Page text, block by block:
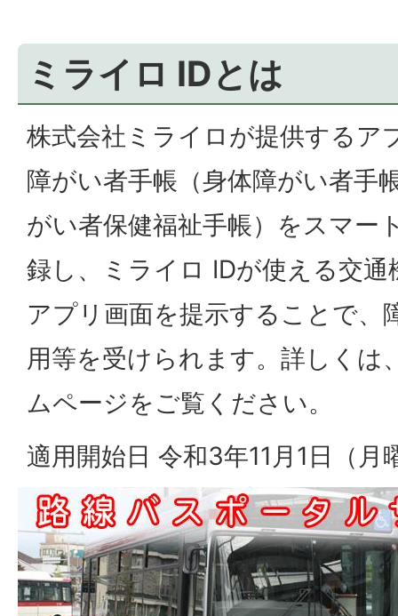
ミライロ IDとは
株式会社ミライロが提供するア
障がい者手帳（身体障がい者手
がい者保健福祉手帳）をスマー
録し、ミライロ IDが使える交
アプリ画面を提示することで、
用等を受けられます。詳しくは
ムページをご覧ください。
適用開始日 令和3年11月1日（月